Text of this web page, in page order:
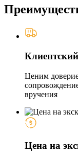
Ценим
вручения
Цена на